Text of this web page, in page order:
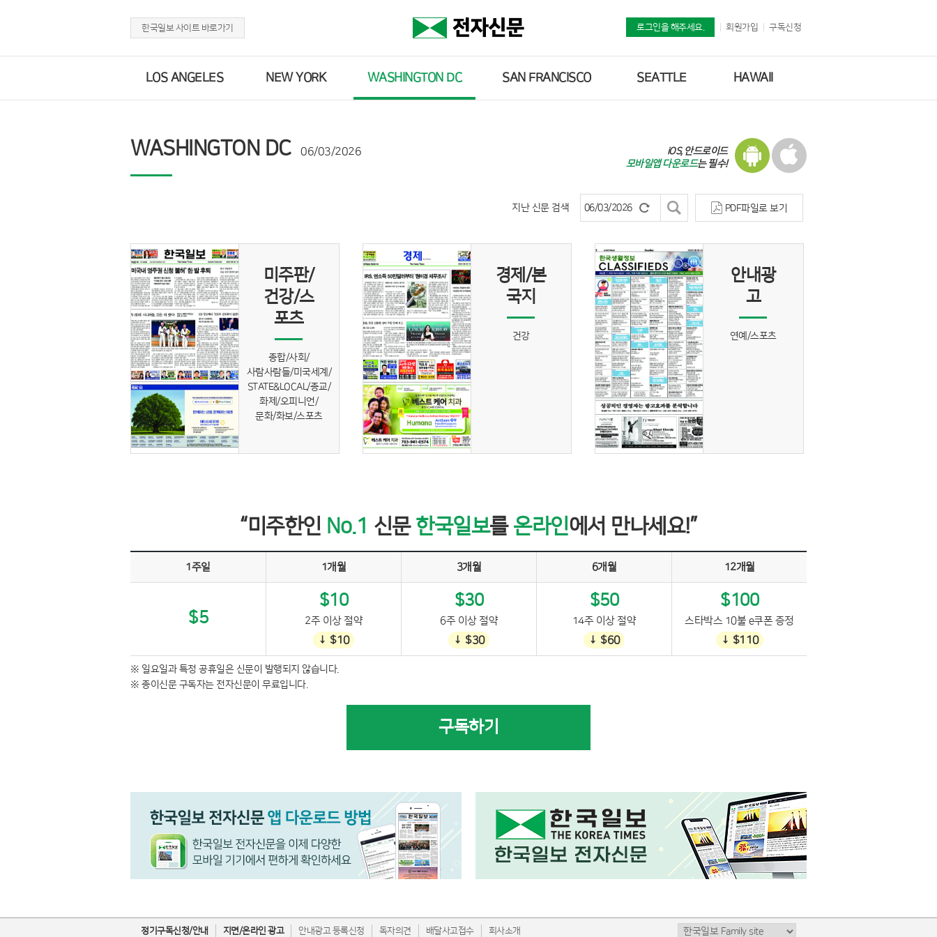
한국일보 사이트 바로가기 로그인을 해주세요. 회원가입 구독신청
LOS ANGELES NEW YORK WASHINGTON DC SAN FRANCISCO SEATTLE HAWAII
WASHINGTON DC 06/03/2026
iOS, 안드로이드
모바일앱 다운로드는 필수!
지난 신문 검색 PDF파일로 보기
미주판/
건강/스
포츠
종합/사회/
사람사람들/미국세계/
STATE&LOCAL/종교/
화제/오피니언/
문화/화보/스포츠
경제/본
국지
건강
안내광
고
연예/스포츠
“미주한인 No.1 신문 한국일보를 온라인에서 만나세요!”
1주일 1개월 3개월 6개월 12개월
$5
$10
2주 이상 절약
↓ $10
$30
6주 이상 절약
↓ $30
$50
14주 이상 절약
↓ $60
$100
스타박스 10불 e쿠폰 증정
↓ $110
※ 일요일과 특정 공휴일은 신문이 발행되지 않습니다.
※ 종이신문 구독자는 전자신문이 무료입니다.
구독하기
정기구독신청/안내 지면/온라인 광고 안내광고 등록신청 독자의견 배달사고접수 회사소개